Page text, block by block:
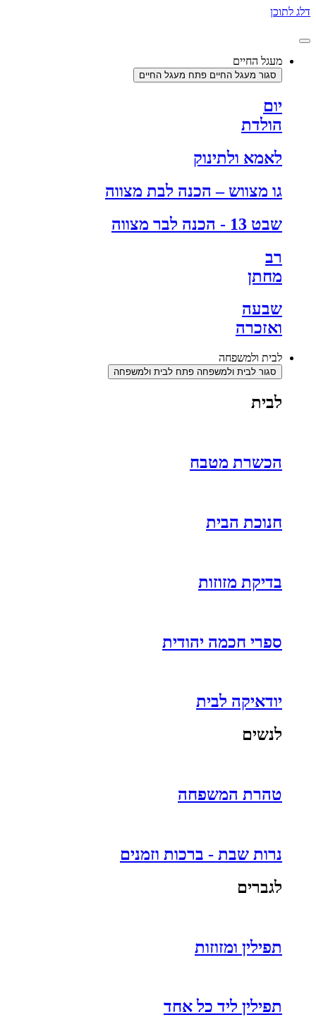
דלג לתוכן
מעגל החיים
סגור מעגל החיים פתח מעגל החיים
יום
הולדת
לאמא ולתינוק
גו מצווש – הכנה לבת מצווה
שבט 13 - הכנה לבר מצווה
רב
מחתן
שבעה
ואזכרה
לבית ולמשפחה
סגור לבית ולמשפחה פתח לבית ולמשפחה
לבית
הכשרת מטבח
חנוכת הבית
בדיקת מזוזות
ספרי חכמה יהודית
יודאיקה לבית
לנשים
טהרת המשפחה
נרות שבת - ברכות וזמנים
לגברים
תפילין ומזוזות
תפילין ליד כל אחד